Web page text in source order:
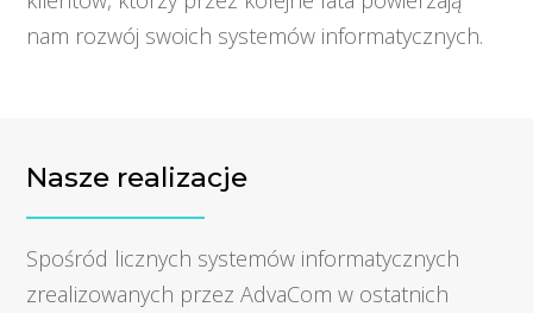
nam rozwój swoich systemów informatycznych.
Nasze realizacje
Spośród licznych systemów informatycznych
zrealizowanych przez AdvaCom w ostatnich